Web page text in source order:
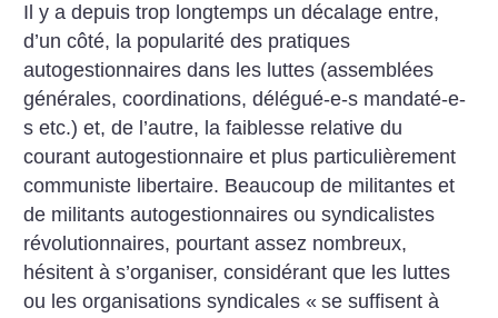
Il y a depuis trop longtemps un décalage entre,
d’un côté, la popularité des pratiques
autogestionnaires dans les luttes (assemblées
générales, coordinations, délégué-e-s mandaté-e-
s etc.) et, de l’autre, la faiblesse relative du
courant autogestionnaire et plus particulièrement
communiste libertaire. Beaucoup de militantes et
de militants autogestionnaires ou syndicalistes
révolutionnaires, pourtant assez nombreux,
hésitent à s’organiser, considérant que les luttes
ou les organisations syndicales « se suffisent à